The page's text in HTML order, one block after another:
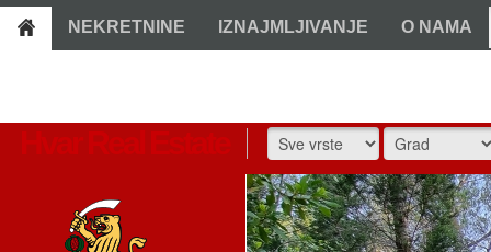
NEKRETNINE IZNAJMLJIVANJE O NAMA